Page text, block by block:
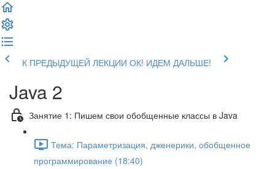
К ПРЕДЫДУЩЕЙ ЛЕКЦИИ ОК! ИДЕМ ДАЛЬШЕ!
Java 2
Занятие 1: Пишем свои обобщенные классы в Java
Тема: Параметризация, дженерики, обобщенное
программирование (18:40)